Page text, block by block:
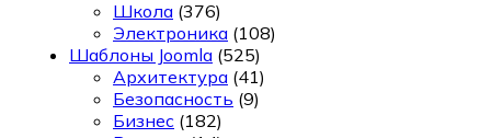
Школа (376)
Электроника (108)
Шаблоны Joomla (525)
Архитектура (41)
Безопасность (9)
Бизнес (182)